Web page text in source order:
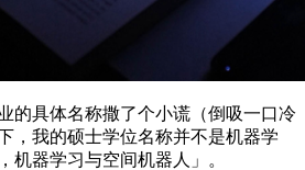
具体名称撒了个小谎（倒吸一口冷
，我的硕士学位名称并不是机器学
机器学习与空间机器人」。